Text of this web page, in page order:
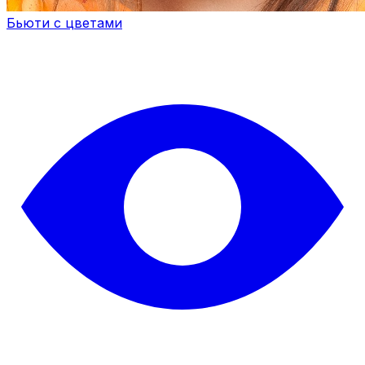
Бьюти с цветами